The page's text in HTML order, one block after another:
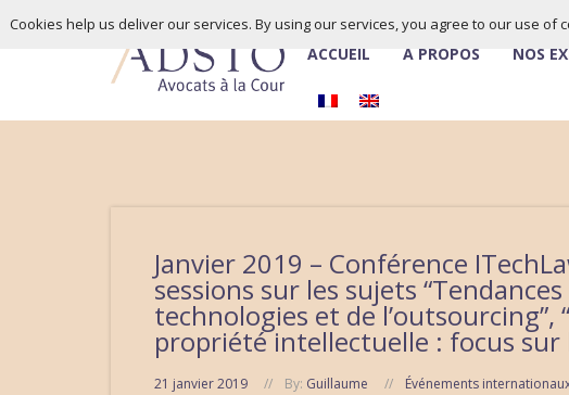
ACCUEIL À PROPOS NOS
Janvier 2019 – Conférence
sessions sur les sujets
technologies et de
propriété intellectuelle : focus
21 janvier 2019 By: Guillaume Événements
Cookies help us deliver our services. By using our services, you agree to our use of